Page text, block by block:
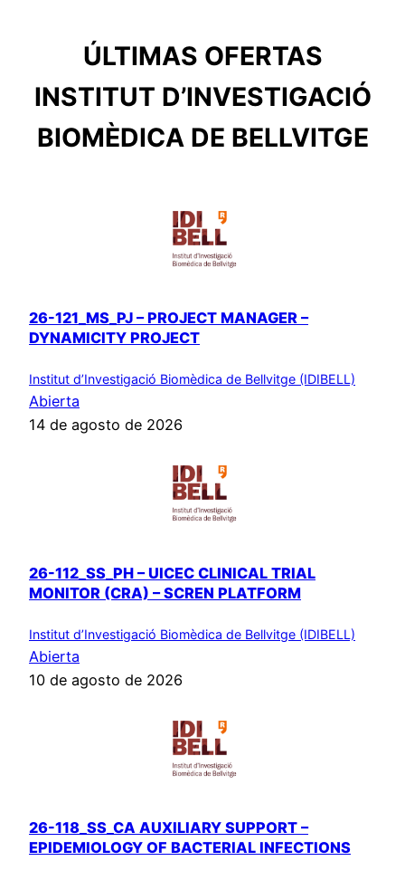
ÚLTIMAS OFERTAS
INSTITUT D’INVESTIGACIÓ
BIOMÈDICA DE BELLVITGE
26-121_MS_PJ – PROJECT MANAGER –
DYNAMICITY PROJECT
Institut d’Investigació Biomèdica de Bellvitge (IDIBELL)
Abierta
14 de agosto de 2026
26-112_SS_PH – UICEC CLINICAL TRIAL
MONITOR (CRA) – SCREN PLATFORM
Institut d’Investigació Biomèdica de Bellvitge (IDIBELL)
Abierta
10 de agosto de 2026
26-118_SS_CA AUXILIARY SUPPORT –
EPIDEMIOLOGY OF BACTERIAL INFECTIONS